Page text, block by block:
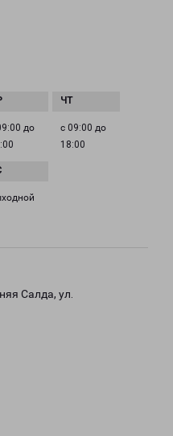
до
с 09:00 до
18:00
Салда, ул.